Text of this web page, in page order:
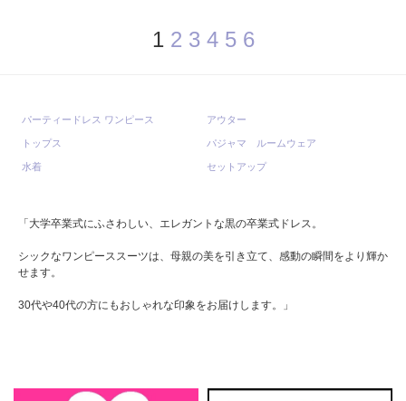
1 2 3 4 5 6
パーティードレス ワンピース アウター
トップス パジャマ ルームウェア
水着 セットアップ
「大学卒業式にふさわしい、エレガントな黒の卒業式ドレス。
シックなワンピーススーツは、母親の美を引き立て、感動の瞬間をより輝か
せます。
30代や40代の方にもおしゃれな印象をお届けします。」